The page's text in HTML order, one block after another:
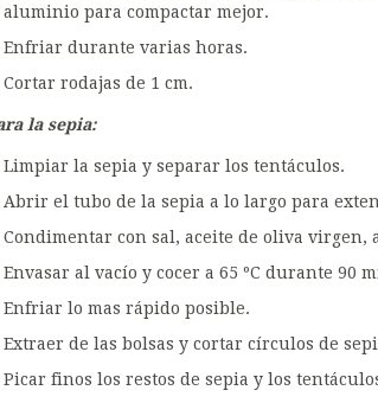
aluminio para compactar mejor.
Enfriar durante varias horas.
Cortar rodajas de 1 cm.
la sepia:
Limpiar la sepia y separar los tentáculos.
Abrir el tubo de la sepia a lo largo para
Condimentar con sal, aceite de oliva virgen,
Envasar al vacío y cocer a 65 ºC durante 90
Enfriar lo mas rápido posible.
Extraer de las bolsas y cortar círculos de
Picar finos los restos de sepia y los